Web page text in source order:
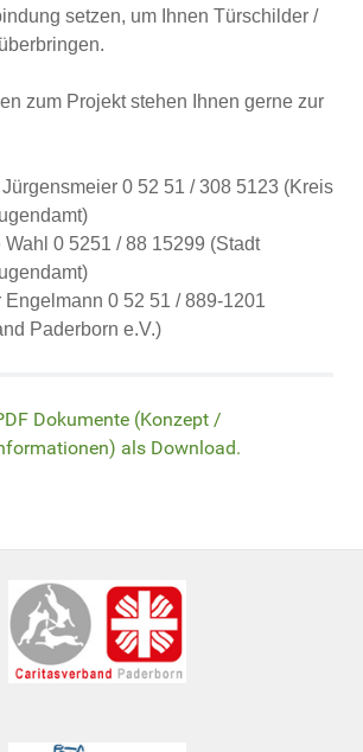
setzen, um Ihnen Türschilder /
zum Projekt stehen Ihnen gerne zur
0 52 51 / 308 5123 (Kreis
Wahl 0 5251 / 88 15299 (Stadt
Engelmann 0 52 51 / 889-1201
Paderborn e.V.)
Dokumente (Konzept /
als Download.